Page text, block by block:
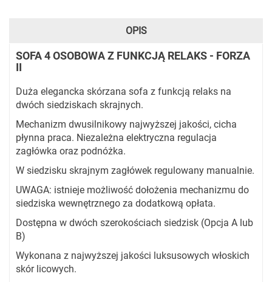
OPIS
SOFA 4 OSOBOWA Z FUNKCJĄ RELAKS - FORZA
II
Duża elegancka skórzana sofa z funkcją relaks na
dwóch siedziskach skrajnych.
Mechanizm dwusilnikowy najwyższej jakości, cicha
płynna praca. Niezależna elektryczna regulacja
zagłówka oraz podnóżka.
W siedzisku skrajnym zagłówek regulowany manualnie.
UWAGA: istnieje możliwość dołożenia mechanizmu do
siedziska wewnętrznego za dodatkową opłata.
Dostępna w dwóch szerokościach siedzisk (Opcja A lub
B)
Wykonana z najwyższej jakości luksusowych włoskich
skór licowych.